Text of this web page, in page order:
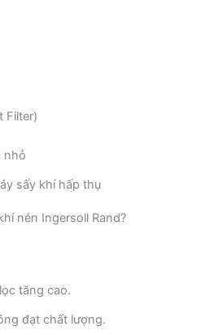
Filter)
nhỏ
sấy khí hấp thụ
nén Ingersoll Rand?
tăng cao.
đạt chất lượng.